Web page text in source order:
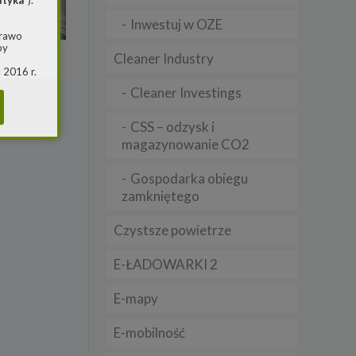
na
Inwestuj w OZE
Cleaner Industry
Cleaner Investings
CSS – odzysk i
magazynowanie CO2
Gospodarka obiegu
zamkniętego
Czystsze powietrze
E-ŁADOWARKI 2
E-mapy
E-mobilność
2016 r.
jest
przy